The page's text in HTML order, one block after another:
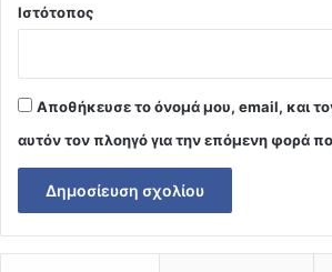
Ιστότοπος
Αποθήκευσε το όνομά μου, email, και
αυτόν τον πλοηγό για την επόμενη φορά